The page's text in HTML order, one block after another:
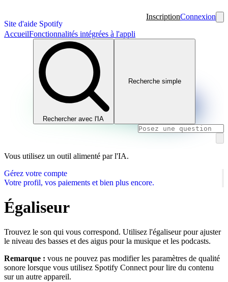
Site d'aide Spotify
InscriptionConnexion
AccueilFonctionnalités intégrées à l'appli
Rechercher avec l'IA
Recherche simple
Vous utilisez un outil alimenté par l'IA.
Gérez votre compte
Votre profil, vos paiements et bien plus encore.
Égaliseur
Trouvez le son qui vous correspond. Utilisez l'égaliseur pour ajuster
le niveau des basses et des aigus pour la musique et les podcasts.
Remarque : vous ne pouvez pas modifier les paramètres de qualité
sonore lorsque vous utilisez Spotify Connect pour lire du contenu
sur un autre appareil.